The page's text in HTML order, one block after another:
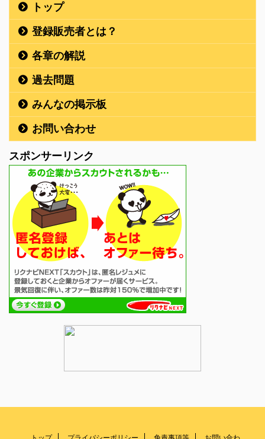
トップ
登録販売者とは？
各章の解説
過去問題
みんなの掲示板
お問い合わせ
スポンサーリンク